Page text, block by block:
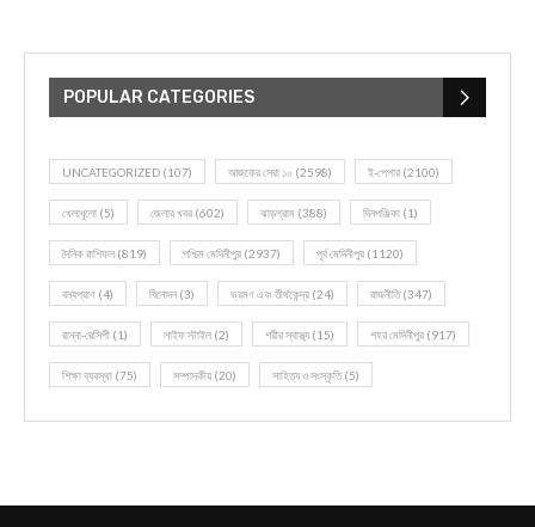
POPULAR CATEGORIES
UNCATEGORIZED (107) আজকের সেরা ১০ (2598) ই-পেপার (2100)
খেলাধূলো (5) জেলার খবর (602) ঝাড়গ্রাম (388) দিনপঞ্জিকা (1)
দৈনিক রাশিফল (819) পশ্চিম মেদিনীপুর (2937) পূর্ব মেদিনীপুর (1120)
বন্যপ্রাণ (4) বিনোদন(3) ভ্রমণ এবং তীর্থকেন্দ্র (24) রাজনীতি(347)
রান্না-রেসিপী (1) লাইফ স্টাইল (2) শরীর স্বাস্থ্য (15) শহর মেদিনীপুর (917)
শিক্ষা ব্যবস্থা (75) সম্পাদকীয় (20) সাহিত্য ও সংস্কৃতি(5)